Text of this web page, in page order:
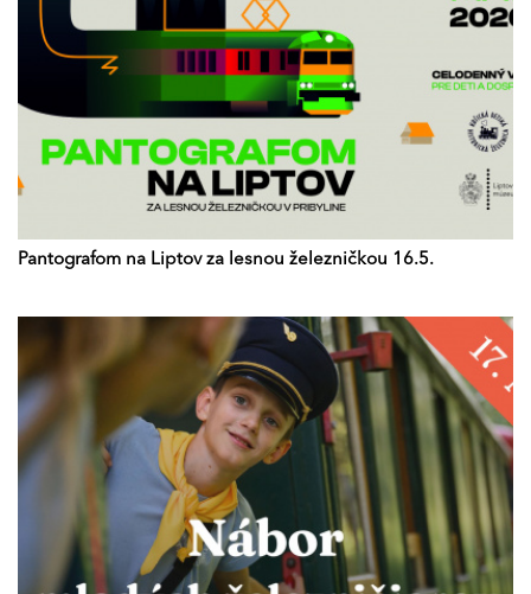
Pantografom na Liptov za lesnou železničkou 16.5.